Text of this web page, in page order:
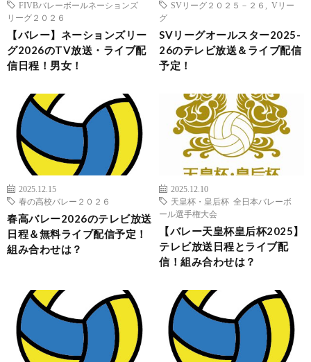
FIVBバレーボールネーションズ
リーグ２０２６
【バレー】ネーションズリー
グ2026のTV放送・ライブ配
信日程！男女！
SVリーグ２０２５－２６
Vリー
グ
SVリーグオールスター2025-
26のテレビ放送＆ライブ配信
予定！
2025.12.15
春の高校バレー２０２６
春高バレー2026のテレビ放送
日程＆無料ライブ配信予定！
組み合わせは？
2025.12.10
天皇杯・皇后杯 全日本バレーボ
ール選手権大会
【バレー天皇杯皇后杯2025】
テレビ放送日程とライブ配
信！組み合わせは？